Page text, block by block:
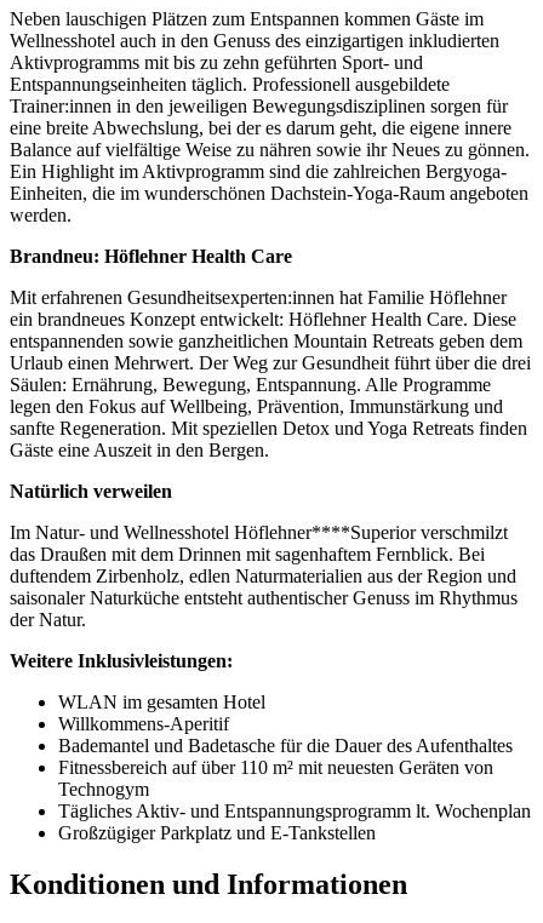
Neben lauschigen Plätzen zum Entspannen kommen Gäste im
Wellnesshotel auch in den Genuss des einzigartigen inkludierten
Aktivprogramms mit bis zu zehn geführten Sport- und
Entspannungseinheiten täglich. Professionell ausgebildete
Trainer:innen in den jeweiligen Bewegungsdisziplinen sorgen für
eine breite Abwechslung, bei der es darum geht, die eigene innere
Balance auf vielfältige Weise zu nähren sowie ihr Neues zu gönnen.
Ein Highlight im Aktivprogramm sind die zahlreichen Bergyoga-
Einheiten, die im wunderschönen Dachstein-Yoga-Raum angeboten
werden.
Brandneu: Höflehner Health Care
Mit erfahrenen Gesundheitsexperten:innen hat Familie Höflehner
ein brandneues Konzept entwickelt: Höflehner Health Care. Diese
entspannenden sowie ganzheitlichen Mountain Retreats geben dem
Urlaub einen Mehrwert. Der Weg zur Gesundheit führt über die drei
Säulen: Ernährung, Bewegung, Entspannung. Alle Programme
legen den Fokus auf Wellbeing, Prävention, Immunstärkung und
sanfte Regeneration. Mit speziellen Detox und Yoga Retreats finden
Gäste eine Auszeit in den Bergen.
Natürlich verweilen
Im Natur- und Wellnesshotel Höflehner****Superior verschmilzt
das Draußen mit dem Drinnen mit sagenhaftem Fernblick. Bei
duftendem Zirbenholz, edlen Naturmaterialien aus der Region und
saisonaler Naturküche entsteht authentischer Genuss im Rhythmus
der Natur.
Weitere Inklusivleistungen:
WLAN im gesamten Hotel
Willkommens-Aperitif
Bademantel und Badetasche für die Dauer des Aufenthaltes
Fitnessbereich auf über 110 m² mit neuesten Geräten von
Technogym
Tägliches Aktiv- und Entspannungsprogramm lt. Wochenplan
Großzügiger Parkplatz und E-Tankstellen
Konditionen und Informationen